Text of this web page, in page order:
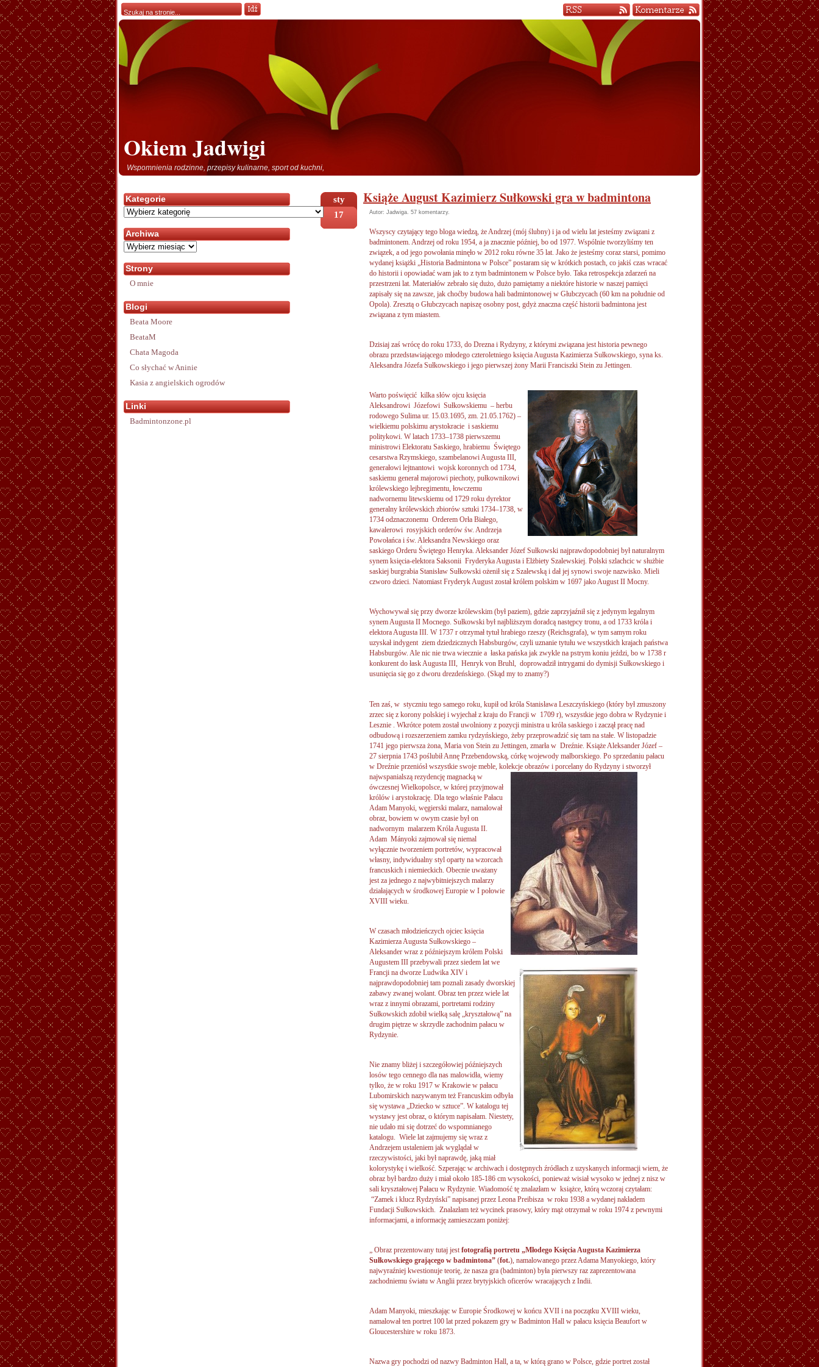
Okiem Jadwigi
Wspomnienia rodzinne, przepisy kulinarne, sport od kuchni,
sty
17
Książe August Kazimierz Sułkowski gra w badmintona
Autor: Jadwiga. 57 komentarzy.
Wszyscy czytający tego bloga wiedzą, że Andrzej (mój ślubny) i ja od wielu lat jesteśmy związani z
badmintonem. Andrzej od roku 1954, a ja znacznie później, bo od 1977. Wspólnie tworzyliśmy ten
związek, a od jego powołania minęło w 2012 roku równe 35 lat. Jako że jesteśmy coraz starsi, pomimo
wydanej książki „Historia Badmintona w Polsce” postaram się w krótkich postach, co jakiś czas wracać
do historii i opowiadać wam jak to z tym badmintonem w Polsce było. Taka retrospekcja zdarzeń na
przestrzeni lat. Materiałów zebrało się dużo, dużo pamiętamy a niektóre historie w naszej pamięci
zapisały się na zawsze, jak choćby budowa hali badmintonowej w Głubczycach (60 km na południe od
Opola). Zresztą o Głubczycach napiszę osobny post, gdyż znaczna część historii badmintona jest
związana z tym miastem.
Dzisiaj zaś wrócę do roku 1733, do Drezna i Rydzyny, z którymi związana jest historia pewnego
obrazu przedstawiającego młodego czteroletniego księcia Augusta Kazimierza Sułkowskiego, syna ks.
Aleksandra Józefa Sułkowskiego i jego pierwszej żony Marii Franciszki Stein zu Jettingen.
Warto poświęcić kilka słów ojcu księcia
Aleksandrowi Józefowi Sułkowskiemu – herbu
rodowego Sulima ur. 15.03.1695, zm. 21.05.1762) –
wielkiemu polskimu arystokracie i saskiemu
politykowi. W latach 1733–1738 pierwszemu
ministrowi Elektoratu Saskiego, hrabiemu Świętego
cesarstwa Rzymskiego, szambelanowi Augusta III,
generałowi lejtnantowi wojsk koronnych od 1734,
saskiemu generał majorowi piechoty, pułkownikowi
królewskiego lejbregimentu, łowczemu
nadwornemu litewskiemu od 1729 roku dyrektor
generalny królewskich zbiorów sztuki 1734–1738, w
1734 odznaczonemu Orderem Orła Białego,
kawalerowi rosyjskich orderów św. Andrzeja
Powołańca i św. Aleksandra Newskiego oraz
saskiego Orderu Świętego Henryka. Aleksander Józef Sułkowski najprawdopodobniej był naturalnym
synem księcia-elektora Saksonii Fryderyka Augusta i Elżbiety Szalewskiej. Polski szlachcic w służbie
saskiej burgrabia Stanisław Sułkowski ożenił się z Szalewską i dał jej synowi swoje nazwisko. Mieli
czworo dzieci. Natomiast Fryderyk August został królem polskim w 1697 jako August II Mocny.
Wychowywał się przy dworze królewskim (był paziem), gdzie zaprzyjaźnił się z jedynym legalnym
synem Augusta II Mocnego. Sułkowski był najbliższym doradcą następcy tronu, a od 1733 króla i
elektora Augusta III. W 1737 r otrzymał tytuł hrabiego rzeszy (Reichsgrafa), w tym samym roku
uzyskał indygent ziem dziedzicznych Habsburgów, czyli uznanie tytułu we wszystkich krajach państwa
Habsburgów. Ale nic nie trwa wiecznie a łaska pańska jak zwykle na pstrym koniu jeździ, bo w 1738 r
konkurent do łask Augusta III, Henryk von Bruhl, doprowadził intrygami do dymisji Sułkowskiego i
usunięcia się go z dworu drezdeńskiego. (Skąd my to znamy?)
Ten zaś, w styczniu tego samego roku, kupił od króla Stanisława Leszczyńskiego (który był zmuszony
zrzec się z korony polskiej i wyjechał z kraju do Francji w 1709 r), wszystkie jego dobra w Rydzynie i
Lesznie . Wkrótce potem został uwolniony z pozycji ministra u króla saskiego i zaczął pracę nad
odbudową i rozszerzeniem zamku rydzyńskiego, żeby przeprowadzić się tam na stałe. W listopadzie
1741 jego pierwsza żona, Maria von Stein zu Jettingen, zmarła w Dreźnie. Książe Aleksander Józef –
27 sierpnia 1743 poślubił Annę Przebendowską, córkę wojewody malborskiego. Po sprzedaniu pałacu
w Dreźnie przeniósł wszystkie swoje meble, kolekcje obrazów i porcelany do Rydzyny i stworzył
najwspanialszą rezydencję magnacką w
ówczesnej Wielkopolsce, w której przyjmował
królów i arystokrację. Dla tego właśnie Pałacu
Adam Manyoki, węgierski malarz, namalował
obraz, bowiem w owym czasie był on
nadwornym malarzem Króla Augusta II.
Adam Mányoki zajmował się niemal
wyłącznie tworzeniem portretów, wypracował
własny, indywidualny styl oparty na wzorcach
francuskich i niemieckich. Obecnie uważany
jest za jednego z najwybitniejszych malarzy
działających w środkowej Europie w I połowie
XVIII wieku.
W czasach młodzieńczych ojciec księcia
Kazimierza Augusta Sułkowskiego –
Aleksander wraz z późniejszym królem Polski
Augustem III przebywali przez siedem lat we
Francji na dworze Ludwika XIV i
najprawdopodobniej tam poznali zasady dworskiej
zabawy zwanej wolant. Obraz ten przez wiele lat
wraz z innymi obrazami, portretami rodziny
Sułkowskich zdobił wielką salę „kryształową” na
drugim piętrze w skrzydle zachodnim pałacu w
Rydzynie.
Nie znamy bliżej i szczegółowiej późniejszych
losów tego cennego dla nas malowidła, wiemy
tylko, że w roku 1917 w Krakowie w pałacu
Lubomirskich nazywanym też Francuskim odbyła
się wystawa „Dziecko w sztuce”. W katalogu tej
wystawy jest obraz, o którym napisałam. Niestety,
nie udało mi się dotrzeć do wspomnianego
katalogu. Wiele lat zajmujemy się wraz z
Andrzejem ustaleniem jak wyglądał w
rzeczywistości, jaki był naprawdę, jaką miał
kolorystykę i wielkość. Szperając w archiwach i dostępnych źródłach z uzyskanych informacji wiem, że
obraz był bardzo duży i miał około 185-186 cm wysokości, ponieważ wisiał wysoko w jednej z nisz w
sali kryształowej Pałacu w Rydzynie. Wiadomość tę znalazłam w książce, którą wczoraj czytałam:
“Zamek i klucz Rydzyński” napisanej przez Leona Preibisza w roku 1938 a wydanej nakładem
Fundacji Sułkowskich. Znalazłam też wycinek prasowy, który mąż otrzymał w roku 1974 z pewnymi
informacjami, a informację zamieszczam poniżej:
„ Obraz prezentowany tutaj jestfotografią portretu „Młodego Księcia Augusta Kazimierza
Sułkowskiego grającego w badmintona” (fot.), namalowanego przez Adama Manyokiego, który
najwyraźniej kwestionuje teorię, że nasza gra (badminton) była pierwszy raz zaprezentowana
zachodniemu światu w Anglii przez brytyjskich oficerów wracających z Indii.
Adam Manyoki, mieszkając w Europie Środkowej w końcu XVII i na początku XVIII wieku,
namalował ten portret 100 lat przed pokazem gry w Badminton Hall w pałacu księcia Beaufort w
Gloucestershire w roku 1873.
Nazwa gry pochodzi od nazwy Badminton Hall, a ta, w którą grano w Polsce, gdzie portret został
Kategorie
Kategorie
Archiwa
Archiwa
Strony
O mnie
Blogi
Beata Moore
BeataM
Chata Magoda
Co słychać w Aninie
Kasia z angielskich ogrodów
Linki
Badmintonzone.pl